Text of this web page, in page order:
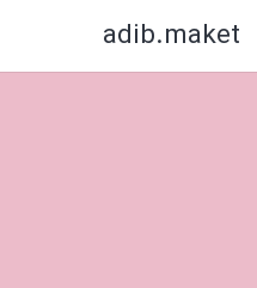
adib.maket